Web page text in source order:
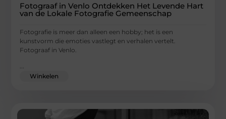
Fotograaf in Venlo Ontdekken Het Levende Hart
van de Lokale Fotografie Gemeenschap
Fotografie is meer dan alleen een hobby; het is een
kunstvorm die emoties vastlegt en verhalen vertelt.
Fotograaf in Venlo.
Winkelen